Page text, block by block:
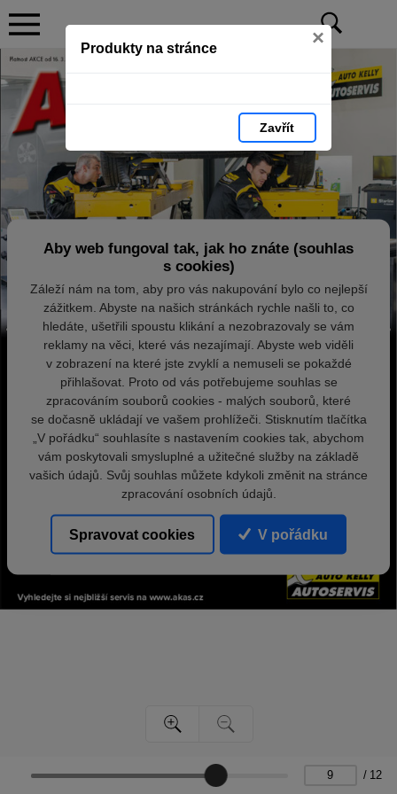
Produkty na stránce ×
Zavřít
/ 12
Aby web fungoval tak, jak ho znáte (souhlas
s cookies)
Záleží nám na tom, aby pro vás nakupování bylo co nejlepší
zážitkem. Abyste na našich stránkách rychle našli to, co
hledáte, ušetřili spoustu klikání a nezobrazovaly se vám
reklamy na věci, které vás nezajímají. Abyste web viděli
v zobrazení na které jste zvyklí a nemuseli se pokaždé
přihlašovat. Proto od vás potřebujeme souhlas se
zpracováním souborů cookies - malých souborů, které
se dočasně ukládají ve vašem prohlížeči. Stisknutím tlačítka
„V pořádku“ souhlasíte s nastavením cookies tak, abychom
vám poskytovali smysluplné a užitečné služby na základě
vašich údajů. Svůj souhlas můžete kdykoli změnit na stránce
zpracování osobních údajů.
Spravovat cookies V pořádku